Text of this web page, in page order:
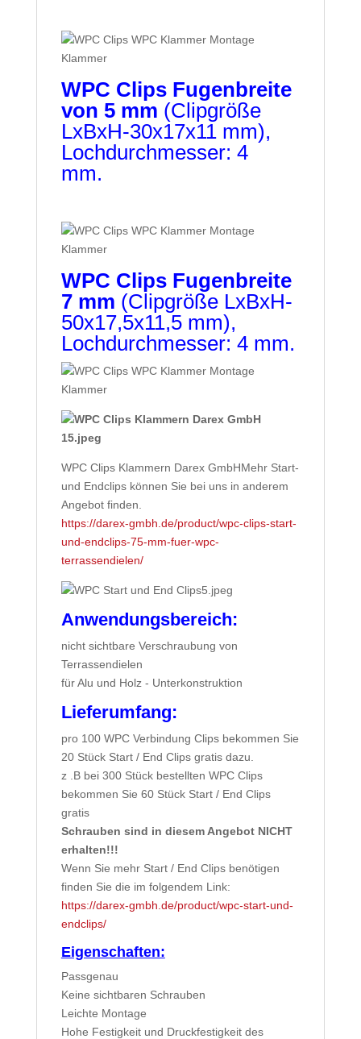
WPC Clips Fugenbreite
von 5 mm (Clipgröße
LxBxH-30x17x11 mm),
Lochdurchmesser: 4
mm.
WPC Clips Fugenbreite
7 mm (Clipgröße LxBxH-
50x17,5x11,5 mm),
Lochdurchmesser: 4 mm.
WPC Clips Klammern Darex GmbHMehr Start-
und Endclips können Sie bei uns in anderem
Angebot finden.
https://darex-gmbh.de/product/wpc-clips-start-
und-endclips-75-mm-fuer-wpc-
terrassendielen/
Anwendungsbereich:
nicht sichtbare Verschraubung von
Terrassendielen
für Alu und Holz - Unterkonstruktion
Lieferumfang:
pro 100 WPC Verbindung Clips bekommen Sie
20 Stück Start / End Clips gratis dazu.
z .B bei 300 Stück bestellten WPC Clips
bekommen Sie 60 Stück Start / End Clips
gratis
Schrauben sind in diesem Angebot NICHT
erhalten!!!
Wenn Sie mehr Start / End Clips benötigen
finden Sie die im folgendem Link:
https://darex-gmbh.de/product/wpc-start-und-
endclips/
Eigenschaften:
Passgenau
Keine sichtbaren Schrauben
Leichte Montage
Hohe Festigkeit und Druckfestigkeit des